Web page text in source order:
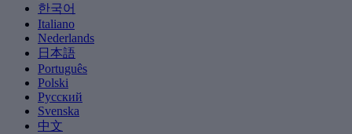
한국어
Italiano
Nederlands
日本語
Português
Polski
Русский
Svenska
中文